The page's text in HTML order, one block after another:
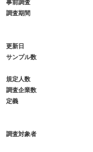
事前調査
調査期間
更新日
サンプル数
規定人数
調査企業数
定義
調査対象者